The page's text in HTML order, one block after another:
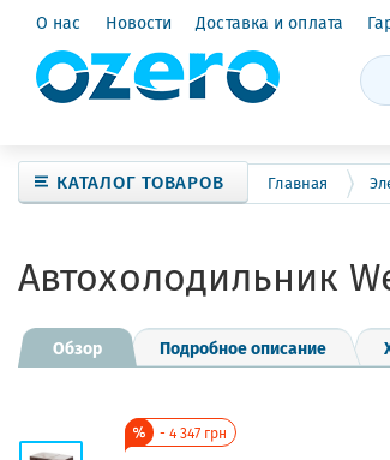
О нас Новости Доставка и оплата
КАТАЛОГ ТОВАРОВ Главная
Автохолодильник
Обзор Подробное описание
-4 347 грн